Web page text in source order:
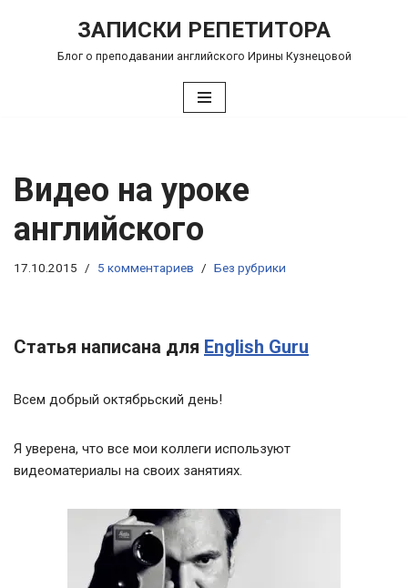
Перейти
ЗАПИСКИ РЕПЕТИТОРА
Блог о преподавании английского Ирины Кузнецовой
Видео на уроке
английского
17.10.2015 5 комментариев Без рубрики
Статья написана для English Guru
Всем добрый октябрьский день!
Я уверена, что все мои коллеги используют
видеоматериалы на своих занятиях.